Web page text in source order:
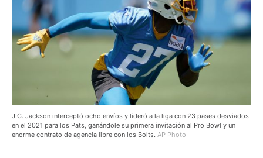
J.C. Jackson interceptó ocho envíos y lideró a la liga con 23 pases desviados
en el 2021 para los Pats, ganándole su primera invitación al Pro Bowl y un
enorme contrato de agencia libre con los Bolts. AP Photo